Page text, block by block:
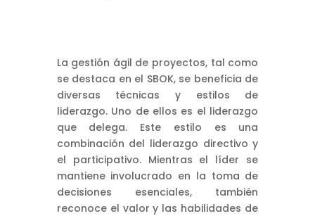
La gestión ágil de proyectos, tal como
se destaca en el SBOK, se beneficia de
diversas técnicas y estilos de
liderazgo. Uno de ellos es el liderazgo
que delega. Este estilo es una
combinación del liderazgo directivo y
el participativo. Mientras el líder se
mantiene involucrado en la toma de
decisiones esenciales, también
reconoce el valor y las habilidades de